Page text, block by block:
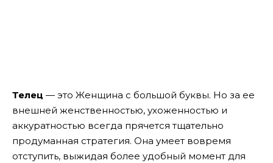
Телец — это Женщина с большой буквы. Но за ее
внешней женственностью, ухоженностью и
аккуратностью всегда прячется тщательно
продуманная стратегия. Она умеет вовремя
отступить, выжидая более удобный момент для